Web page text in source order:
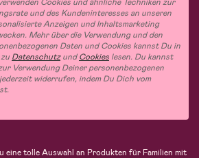
und des Kundeninteresses an unseren
Anzeigen und Inhaltsmarketing
Mehr über die Verwendung und den
Daten und Cookies kannst Du in
DatenschutzundCookies lesen. Du kannst
Verwendung Deiner personenbezogenen
widerrufen, indem Du Dich vom
eine tolle Auswahl an Produkten für Familien mit